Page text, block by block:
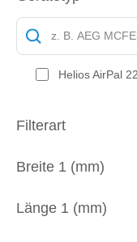
Helios AirPal
Filterart
Breite 1 (mm)
Länge 1 (mm)